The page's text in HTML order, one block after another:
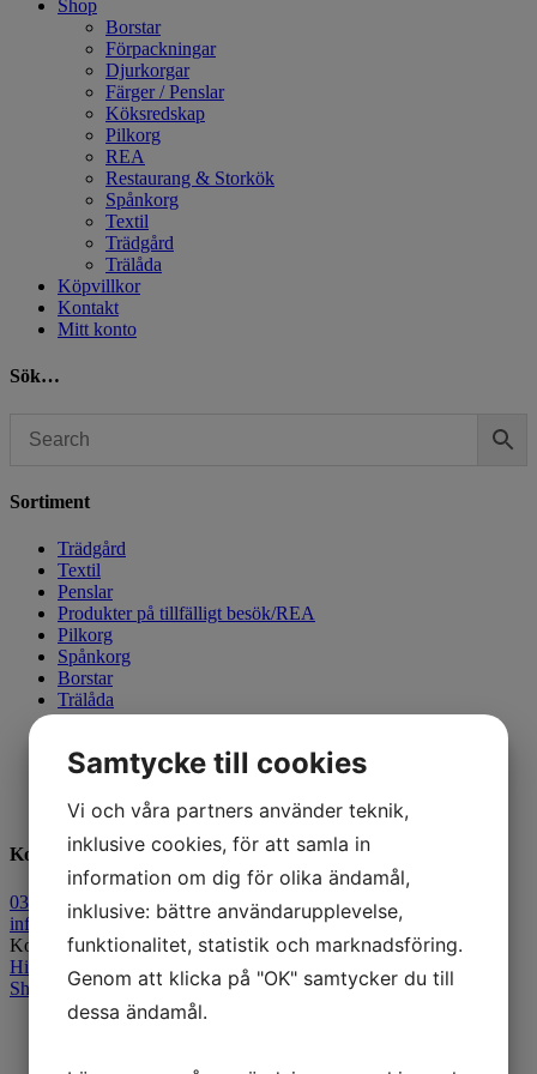
Shop
Borstar
Förpackningar
Djurkorgar
Färger / Penslar
Köksredskap
Pilkorg
REA
Restaurang & Storkök
Spånkorg
Textil
Trädgård
Trälåda
Köpvillkor
Kontakt
Mitt konto
Sök…
Sortiment
Trädgård
Textil
Penslar
Produkter på tillfälligt besök/REA
Pilkorg
Spånkorg
Borstar
Trälåda
Köksredskap
Allmogefärg
Cellofan, band, förpackningar
Restaurang & Storkök
Kontakt
0372-411 45
info@korgboet.se
Korgboet AB
Hitta hit
Shop
Köksredskap / 78004 Träslev 40 cm
Samtycke till cookies
Vi och våra partners använder teknik,
inklusive cookies, för att samla in
information om dig för olika ändamål,
inklusive: bättre användarupplevelse,
funktionalitet, statistik och marknadsföring.
Genom att klicka på "OK" samtycker du till
dessa ändamål.